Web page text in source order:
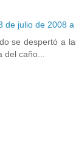
de julio de 2008 a
se despertó a
del caño...